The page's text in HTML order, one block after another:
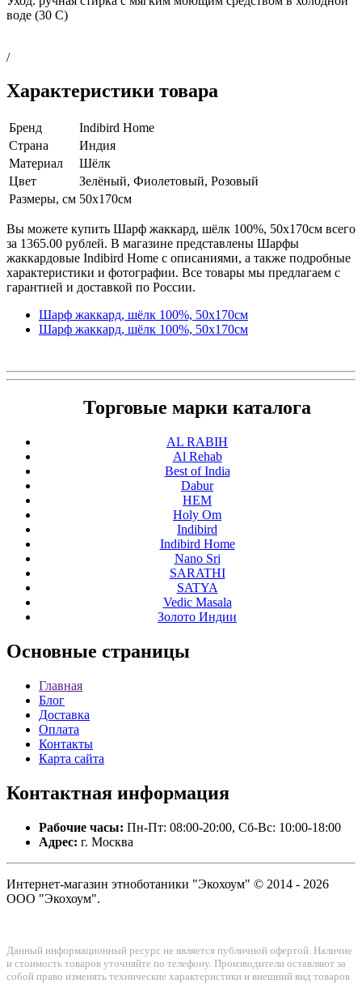
воде (30 C)
/
Характеристики товара
Бренд
Indibird Home
Страна
Индия
Материал
Шёлк
Цвет
Зелёный, Фиолетовый, Розовый
Размеры, см 50х170см
Вы можете купить Шарф жаккард, шёлк 100%, 50х170см всего
за 1365.00 рублей. В магазине представлены Шарфы
жаккардовые Indibird Home с описаниями, а также подробные
характеристики и фотографии. Все товары мы предлагаем с
гарантией и доставкой по России.
Шарф жаккард, шёлк 100%, 50х170см
Шарф жаккард, шёлк 100%, 50х170см
Торговые марки каталога
AL RABIH
Al Rehab
Best of India
Dabur
HEM
Holy Om
Indibird
Indibird Home
Nano Sri
SARATHI
SATYA
Vedic Masala
Золото Индии
Основные страницы
Главная
Блог
Доставка
Оплата
Контакты
Карта сайта
Контактная информация
Рабочие часы: Пн-Пт: 08:00-20:00, Сб-Вс: 10:00-18:00
Адрес: г. Москва
Интернет-магазин этноботаники "Экохоум" © 2014 - 2026
ООО "Экохоум".
Данный информационный ресурс не является публичной офертой. Наличие
и стоимость товаров уточняйте по телефону. Производители оставляют за
собой право изменять технические характеристики и внешний вид товаров